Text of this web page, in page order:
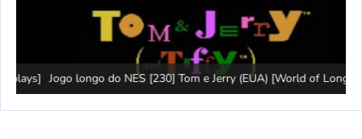
Jogo longo do NES [230] Tom e Jerry (EUA) [World of Longplays]